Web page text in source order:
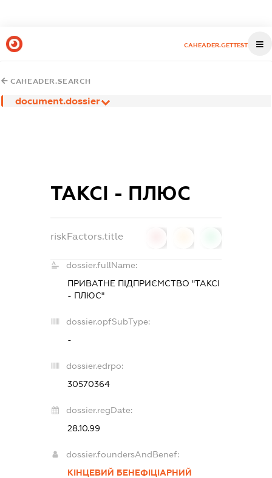
CAHEADER.GETTEST
CAHEADER.SEARCH
document.dossier
ТАКСІ - ПЛЮС
riskFactors.title
dossier.fullName:
ПРИВАТНЕ ПІДПРИЄМСТВО "ТАКСІ
- ПЛЮС"
dossier.opfSubType:
-
dossier.edrpo:
30570364
dossier.regDate:
28.10.99
dossier.foundersAndBenef:
КІНЦЕВИЙ БЕНЕФІЦІАРНИЙ